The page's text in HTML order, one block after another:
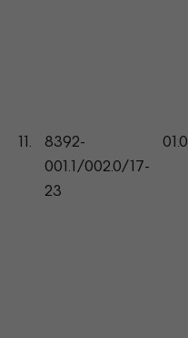
11.
8392-
001.1/002.0/17-
23